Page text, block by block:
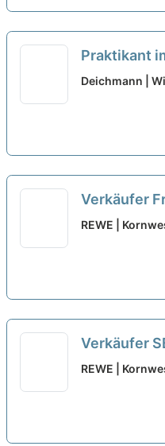
Praktikant
Winnenden
Deichmann |
Verkäufer
REWE |
Verkäufer
Backwaren
REWE |